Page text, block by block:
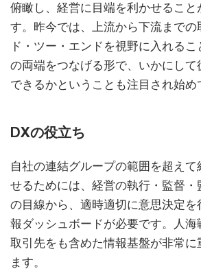
俯瞰し、経営に目端を利かせること
す。昨今では、上流から下流までの
ド・ツー・エンドを視野に入れる
の両端をつなげる形で、いかにし
できるかということも注目され始め
DXの役立ち
自社の連結グループの範囲を超え
せるためには、経営の執行・監督
の目線から、適時適切に意思決定
報ダッシュボードが必要です。人海
取引先をも含めた情報基盤が非常に
ます。